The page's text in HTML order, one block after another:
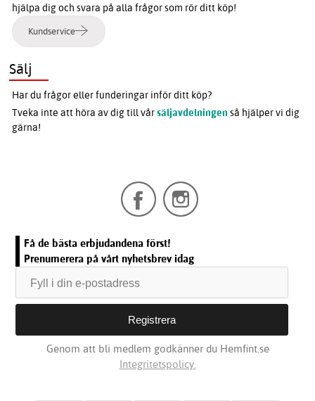
hjälpa dig och svara på alla frågor som rör ditt köp!
Kundservice
Sälj
Har du frågor eller funderingar inför ditt köp?
Tveka inte att höra av dig till vårsäljavdelningen så hjälper vi dig
gärna!
Få de bästa erbjudandena först!
Prenumerera på vårt nyhetsbrev idag
Genom att bli medlem godkänner du Hemfint.se
Integritetspolicy.